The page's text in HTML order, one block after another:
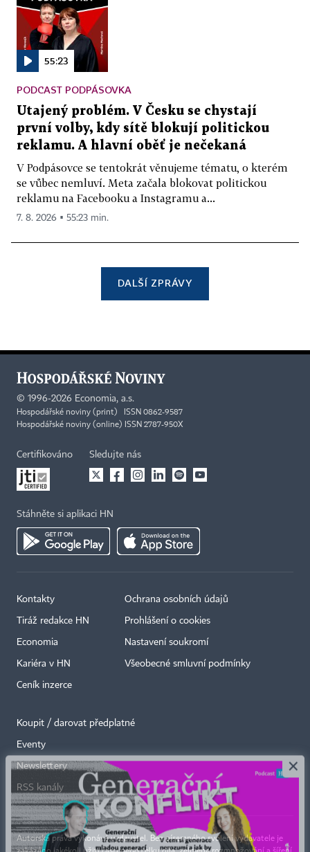
55:23
PODCAST PODPÁSOVKA
Utajený problém. V Česku se chystají
první volby, kdy sítě blokují politickou
reklamu. A hlavní oběť je nečekaná
V Podpásovce se tentokrát věnujeme tématu, o kterém
se vůbec nemluví. Meta začala blokovat politickou
reklamu na Facebooku a Instagramu a...
7. 8. 2026 ▪ 55:23 min.
DALŠÍ ZPRÁVY
© 1996-2026 Economia, a.s.
Hospodářské noviny (print) ISSN 0862-9587
Hospodářské noviny (online) ISSN 2787-950X
Certifikováno Sledujte nás
Stáhněte si aplikaci HN
Kontakty
Tiráž redakce HN
Economia
Kariéra v HN
Ceník inzerce
Ochrana osobních údajů
Prohlášení o cookies
Nastavení soukromí
Všeobecné smluvní podmínky
Koupit / darovat předplatné
Eventy
Newslettery
RSS kanály
Autorská práva vykonává vydavatel. Bez písemného svolení vydavatele je
×